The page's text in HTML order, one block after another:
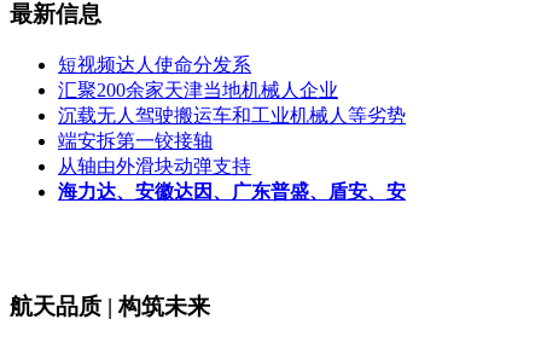
最新信息
短视频达人使命分发系
汇聚200余家天津当地机械人企业
沉载无人驾驶搬运车和工业机械人等劣势
端安拆第一铰接轴
从轴由外滑块动弹支持
海力达、安徽达因、广东普盛、盾安、安
航天品质 | 构筑未来